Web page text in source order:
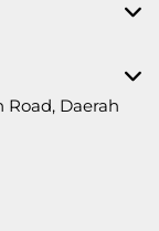
Road, Daerah